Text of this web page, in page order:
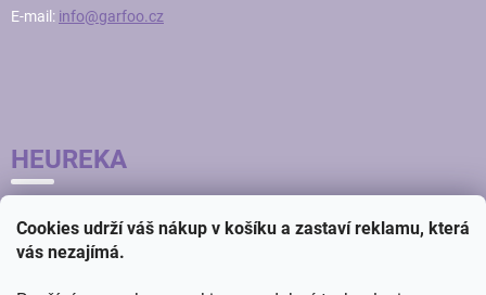
Cookies udrží váš nákup v košíku a zastaví reklamu, která
vás nezajímá.
E-mail: info@garfoo.cz
HEUREKA